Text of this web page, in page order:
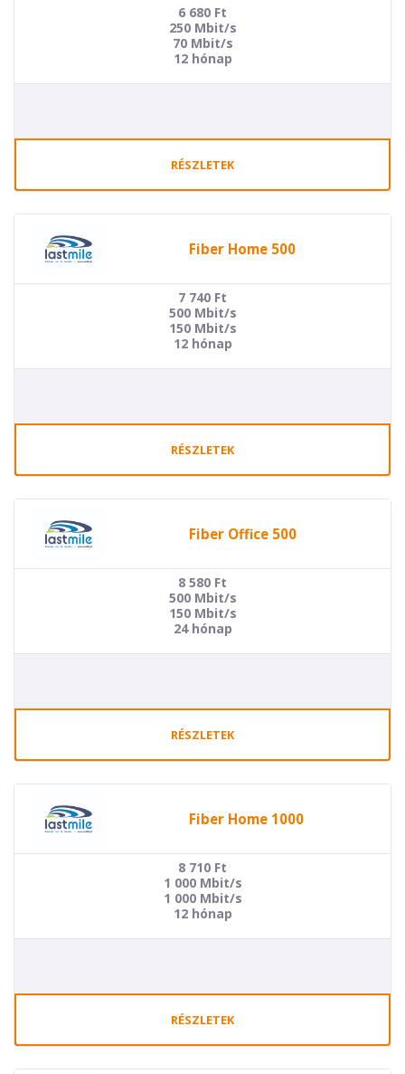
6 680 Ft
250 Mbit/s
70 Mbit/s
12 hónap
RÉSZLETEK
Fiber Home 500
7 740 Ft
500 Mbit/s
150 Mbit/s
12 hónap
RÉSZLETEK
Fiber Office 500
8 580 Ft
500 Mbit/s
150 Mbit/s
24 hónap
RÉSZLETEK
Fiber Home 1000
8 710 Ft
1 000 Mbit/s
1 000 Mbit/s
12 hónap
RÉSZLETEK